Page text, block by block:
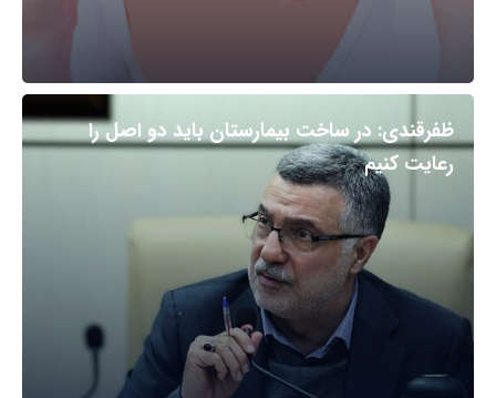
ظفرقندی: در ساخت بیمارستان باید دو اصل را
رعایت کنیم